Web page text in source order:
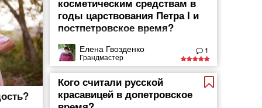
косметическим средствам в
годы царствования Петра I и
постпетровское время?
Елена Гвозденко
Грандмастер
1
Кого считали русской
красавицей в допетровское